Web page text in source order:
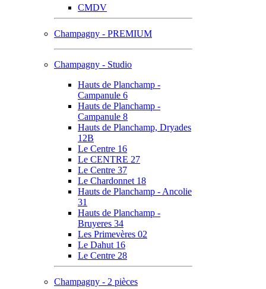
CMDV
Champagny - PREMIUM
Champagny - Studio
Hauts de Planchamp -
Campanule 6
Hauts de Planchamp -
Campanule 8
Hauts de Planchamp, Dryades
12B
Le Centre 16
Le CENTRE 27
Le Centre 37
Le Chardonnet 18
Hauts de Planchamp - Ancolie
31
Hauts de Planchamp -
Bruyeres 34
Les Primevères 02
Le Dahut 16
Le Centre 28
Champagny - 2 pièces